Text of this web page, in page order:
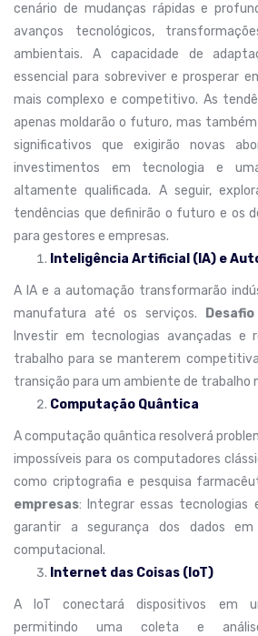
cenário de mudanças rápidas e
avanços tecnológicos,
ambientais. A capacidade de
essencial para sobreviver e prosperar
mais complexo e competitivo. As
apenas moldarão o futuro, mas
significativos que exigirão novas
investimentos em tecnologia e
altamente qualificada. A seguir,
tendências que definirão o futuro e os
para gestores e empresas.
Inteligência Artificial (IA) e
A IA e a automação transformarão
manufatura até os serviços.
Investir em tecnologias avançadas e
trabalho para se manterem
transição para um ambiente de trabalho
Computação Quântica
A computação quântica resolverá
impossíveis para os computadores
como criptografia e pesquisa
empresas: Integrar essas tecnologias
garantir a segurança dos dados
computacional.
Internet das Coisas (IoT)
A IoT conectará dispositivos em
permitindo uma coleta e